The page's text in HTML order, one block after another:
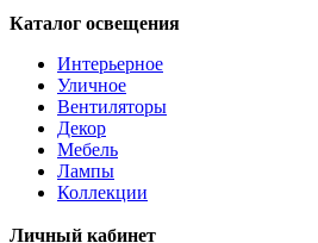
ANTELAO
ANTIPOLO
ANWICK
ANWICK 1
ANZINO
APRICALE
ARACENA
ARANGONA
ARANZOLA
ARENALES
Каталог освещения
Интерьерное
Уличное
Вентиляторы
Декор
Мебель
Лампы
Коллекции
Личный кабинет